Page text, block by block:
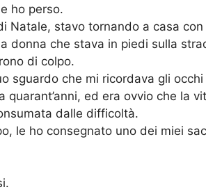
ho perso.
Natale, stavo tornando a casa
donna che stava in piedi sulla
di colpo.
sguardo che mi ricordava gli
quarant’anni, ed era ovvio che la
dalle difficoltà.
le ho consegnato uno dei miei